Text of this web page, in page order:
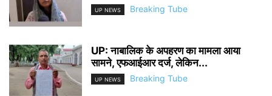
UP NEWS Breaking Tube
UP: नाबालिक के अपहरण का मामला आया
सामने, एफआईआर दर्ज, लेकिन...
UP NEWS Breaking Tube